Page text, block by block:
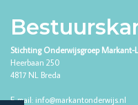
Stichting Onderwijsgroep Markant-
Heerbaan 250
4817 NL Breda
E-mail: info@markantonderwijs.nl